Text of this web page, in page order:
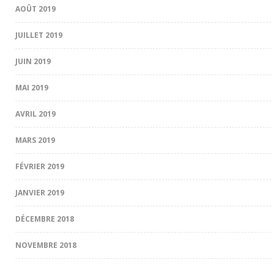
AOÛT 2019
JUILLET 2019
JUIN 2019
MAI 2019
AVRIL 2019
MARS 2019
FÉVRIER 2019
JANVIER 2019
DÉCEMBRE 2018
NOVEMBRE 2018